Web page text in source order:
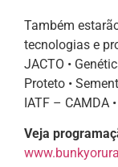
Também
tecnologias e
JACTO •
Proteto •
IATF – CAMDA
Veja